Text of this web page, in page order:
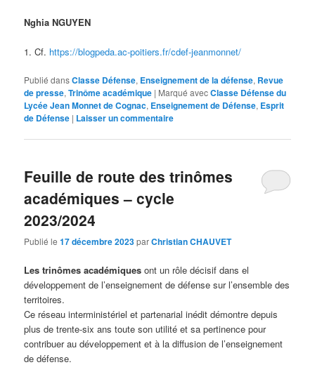
Nghia NGUYEN
1. Cf. https://blogpeda.ac-poitiers.fr/cdef-jeanmonnet/
Publié dansClasse Défense, Enseignement de la défense, Revue
de presse,Trinôme académique | Marqué avecClasse Défense du
Lycée Jean Monnet de Cognac, Enseignement de Défense, Esprit
de Défense | Laisser un commentaire
Feuille de route des trinômes
académiques – cycle
2023/2024
Publié le17 décembre 2023parChristian CHAUVET
Les trinômes académiques ont un rôle décisif dans el
développement de l’enseignement de défense sur l’ensemble des
territoires.
Ce réseau interministériel et partenarial inédit démontre depuis
plus de trente-six ans toute son utilité et sa pertinence pour
contribuer au développement et à la diffusion de l’enseignement
de défense.